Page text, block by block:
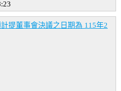
提董事會決議之日期為 115年2